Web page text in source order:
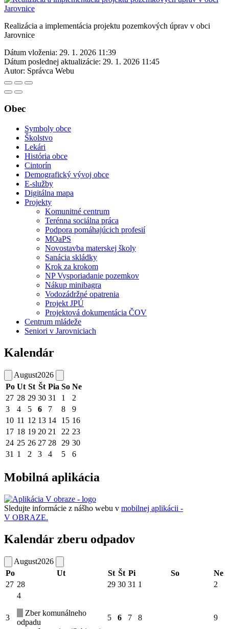
Realizácia a implementácia projektu pozemkových úprav v obci
Jarovnice
Dátum vloženia: 29. 1. 2026 11:39
Dátum poslednej aktualizácie: 29. 1. 2026 11:45
Autor: Správca Webu
Obec
Symboly obce
Školstvo
Lekári
História obce
Cintorín
Demografický vývoj obce
E-služby
Digitálna mapa
Projekty
Komunitné centrum
Terénna sociálna práca
Podpora pomáhajúcich profesií
MOaPS
Novostavba materskej školy
Sanácia skládky
Krok za krokom
NP Vysporiadanie pozemkov
Nákup minibagra
Vodozádržné opatrenia
Projekt JPÚ
Projektová dokumentácia ČOV
Centrum mládeže
Seniori v Jarovniciach
Kalendár
August2026
Po Ut St Št Pia So Ne
27 28 29 30 31 1
2
3
4 5 6 7 8
9
10 11 12 13 14 15 16
17 18 19 20 21 22 23
24 25 26 27 28 29 30
31 1 2 3 4 5 6
Mobilná aplikácia
Sledujte informácie z nášho webu v mobilnej aplikácii -
V OBRAZE.
Kalendár zberu odpadov
August2026
Po
Ut St Št Pi So
Ne
27 28 29 30 31 1 2
3
4
Zber komunálneho
odpadu
5 6 7 8 9